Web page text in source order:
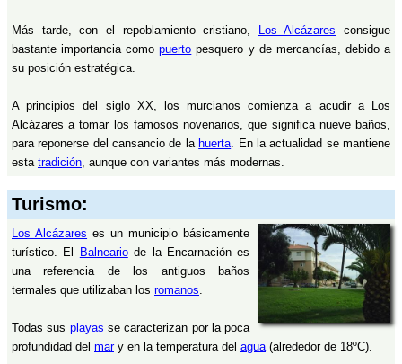
Más tarde, con el repoblamiento cristiano, Los Alcázares consigue
bastante importancia comopuerto pesquero y de mercancías, debido a
su posición estratégica.
A principios del siglo XX, los murcianos comienza a acudir a Los
Alcázares a tomar los famosos novenarios, que significa nueve baños,
para reponerse del cansancio de la huerta. En la actualidad se mantiene
esta tradición, aunque con variantes más modernas.
Turismo:
Los Alcázares es un municipio básicamente
turístico. El
Balneariode la Encarnación es
una referencia de los antiguos baños
termales que utilizaban los romanos.
Todas sus playas se caracterizan por la poca
profundidad del mary en la temperatura del agua(alrededor de 18ºC).